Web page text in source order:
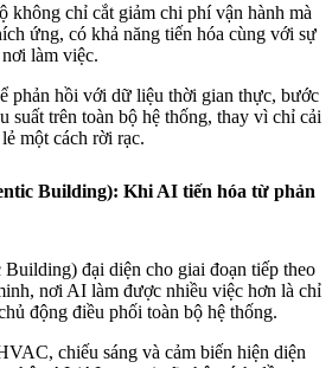
không chỉ cắt giảm chi phí vận hành mà
ứng, có khả năng tiến hóa cùng với sự
làm việc.
phản hồi với dữ liệu thời gian thực, bước
suất trên toàn bộ hệ thống, thay vì chỉ cải
một cách rời rạc.
Building): Khi AI tiến hóa từ phản
đại diện cho giai đoạn tiếp theo
nơi AI làm được nhiều việc hơn là chỉ
động điều phối toàn bộ hệ thống.
chiếu sáng và cảm biến hiện diện